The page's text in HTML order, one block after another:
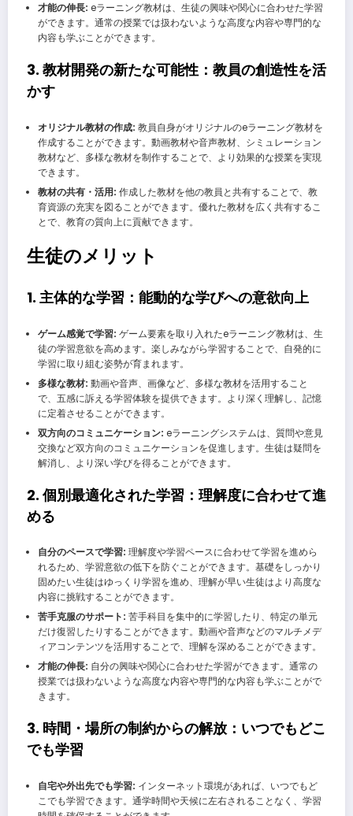
才能の伸長: eラーニング教材は、生徒の興味や関心に合わせた学習
ができます。通常の授業では扱わないような高度な内容や専門的な
内容も学ぶことができます。
3. 教材開発の新たな可能性：教員の創造性を活
かす
オリジナル教材の作成: 教員自身がオリジナルのeラーニング教材を
作成することができます。動画教材や音声教材、シミュレーション
教材など、多様な教材を制作することで、より効果的な授業を実現
できます。
教材の共有・活用: 作成した教材を他の教員と共有することで、教
育資源の充実を図ることができます。優れた教材を広く共有するこ
とで、教育の質向上に貢献できます。
生徒のメリット
1. 主体的な学習：能動的な学びへの意欲向上
ゲーム感覚で学習: ゲーム要素を取り入れたeラーニング教材は、生
徒の学習意欲を高めます。楽しみながら学習することで、自発的に
学習に取り組む姿勢が育まれます。
多様な教材: 動画や音声、画像など、多様な教材を活用すること
で、五感に訴える学習体験を提供できます。より深く理解し、記憶
に定着させることができます。
双方向のコミュニケーション: eラーニングシステムは、質問や意見
交換など双方向のコミュニケーションを促進します。生徒は疑問を
解消し、より深い学びを得ることができます。
2. 個別最適化された学習：理解度に合わせて進
める
自分のペースで学習: 理解度や学習ペースに合わせて学習を進めら
れるため、学習意欲の低下を防ぐことができます。基礎をしっかり
固めたい生徒はゆっくり学習を進め、理解が早い生徒はより高度な
内容に挑戦することができます。
苦手克服のサポート: 苦手科目を集中的に学習したり、特定の単元
だけ復習したりすることができます。動画や音声などのマルチメデ
ィアコンテンツを活用することで、理解を深めることができます。
才能の伸長: 自分の興味や関心に合わせた学習ができます。通常の
授業では扱わないような高度な内容や専門的な内容も学ぶことがで
きます。
3. 時間・場所の制約からの解放：いつでもどこ
でも学習
自宅や外出先でも学習: インターネット環境があれば、いつでもど
こでも学習できます。通学時間や天候に左右されることなく、学習